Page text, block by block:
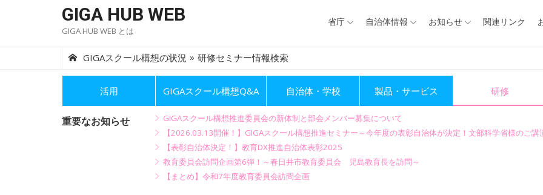
GIGA HUB WEB
GIGA HUB WEB とは
省庁 自治体情報 お知らせ 関連リンク
GIGAスクール構想の状況 » 研修セミナー情報検索
活用 GIGAスクール構想Q&A 自治体・学校 製品・サービス 研修
重要なお知らせ
GIGAスクール構想推進委員会の新体制と部会メンバー募集について
【2026.03.13開催！】GIGAスクール構想推進セミナー～今年度の表彰自治体が決定！文部科学省様のご講
【表彰自治体決定！】教育DX推進自治体表彰2025
教育委員会訪問企画第6弾！～春日井市教育委員会 児島教育長を訪問～
【まとめ】令和7年度教育委員会訪問企画